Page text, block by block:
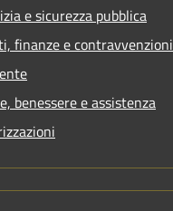
e sicurezza pubblica
finanze e contravvenzioni
benessere e assistenza